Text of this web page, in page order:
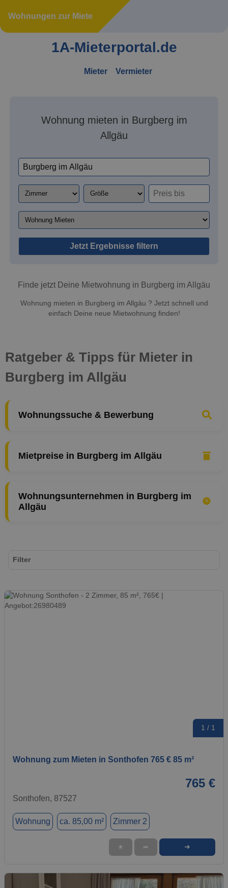
Wohnungen zur Miete
1A-Mieterportal.de
Mieter Vermieter
Wohnung mieten in Burgberg im
Allgäu
Jetzt Ergebnisse filtern
Finde jetzt Deine Mietwohnung in Burgberg im Allgäu
Wohnung mieten in Burgberg im Allgäu ? Jetzt schnell und
einfach Deine neue Mietwohnung finden!
Ratgeber & Tipps für Mieter in
Burgberg im Allgäu
Wohnungssuche & Bewerbung
Mietpreise in Burgberg im Allgäu
Wohnungsunternehmen in Burgberg im
Allgäu
1 / 1
Wohnung zum Mieten in Sonthofen 765 € 85 m²
765 €
Sonthofen, 87527
Wohnung ca. 85,00 m² Zimmer 2
★ ➦ ➜
Filter